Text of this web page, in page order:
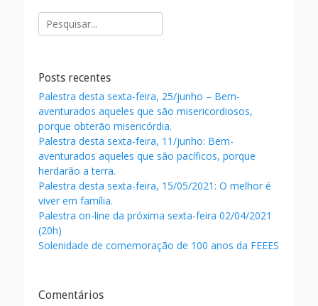
Pesquisar
por:
Posts recentes
Palestra desta sexta-feira, 25/junho – Bem-
aventurados aqueles que são misericordiosos,
porque obterão misericórdia.
Palestra desta sexta-feira, 11/junho: Bem-
aventurados aqueles que são pacíficos, porque
herdarão a terra.
Palestra desta sexta-feira, 15/05/2021: O melhor é
viver em família.
Palestra on-line da próxima sexta-feira 02/04/2021
(20h)
Solenidade de comemoração de 100 anos da FEEES
Comentários